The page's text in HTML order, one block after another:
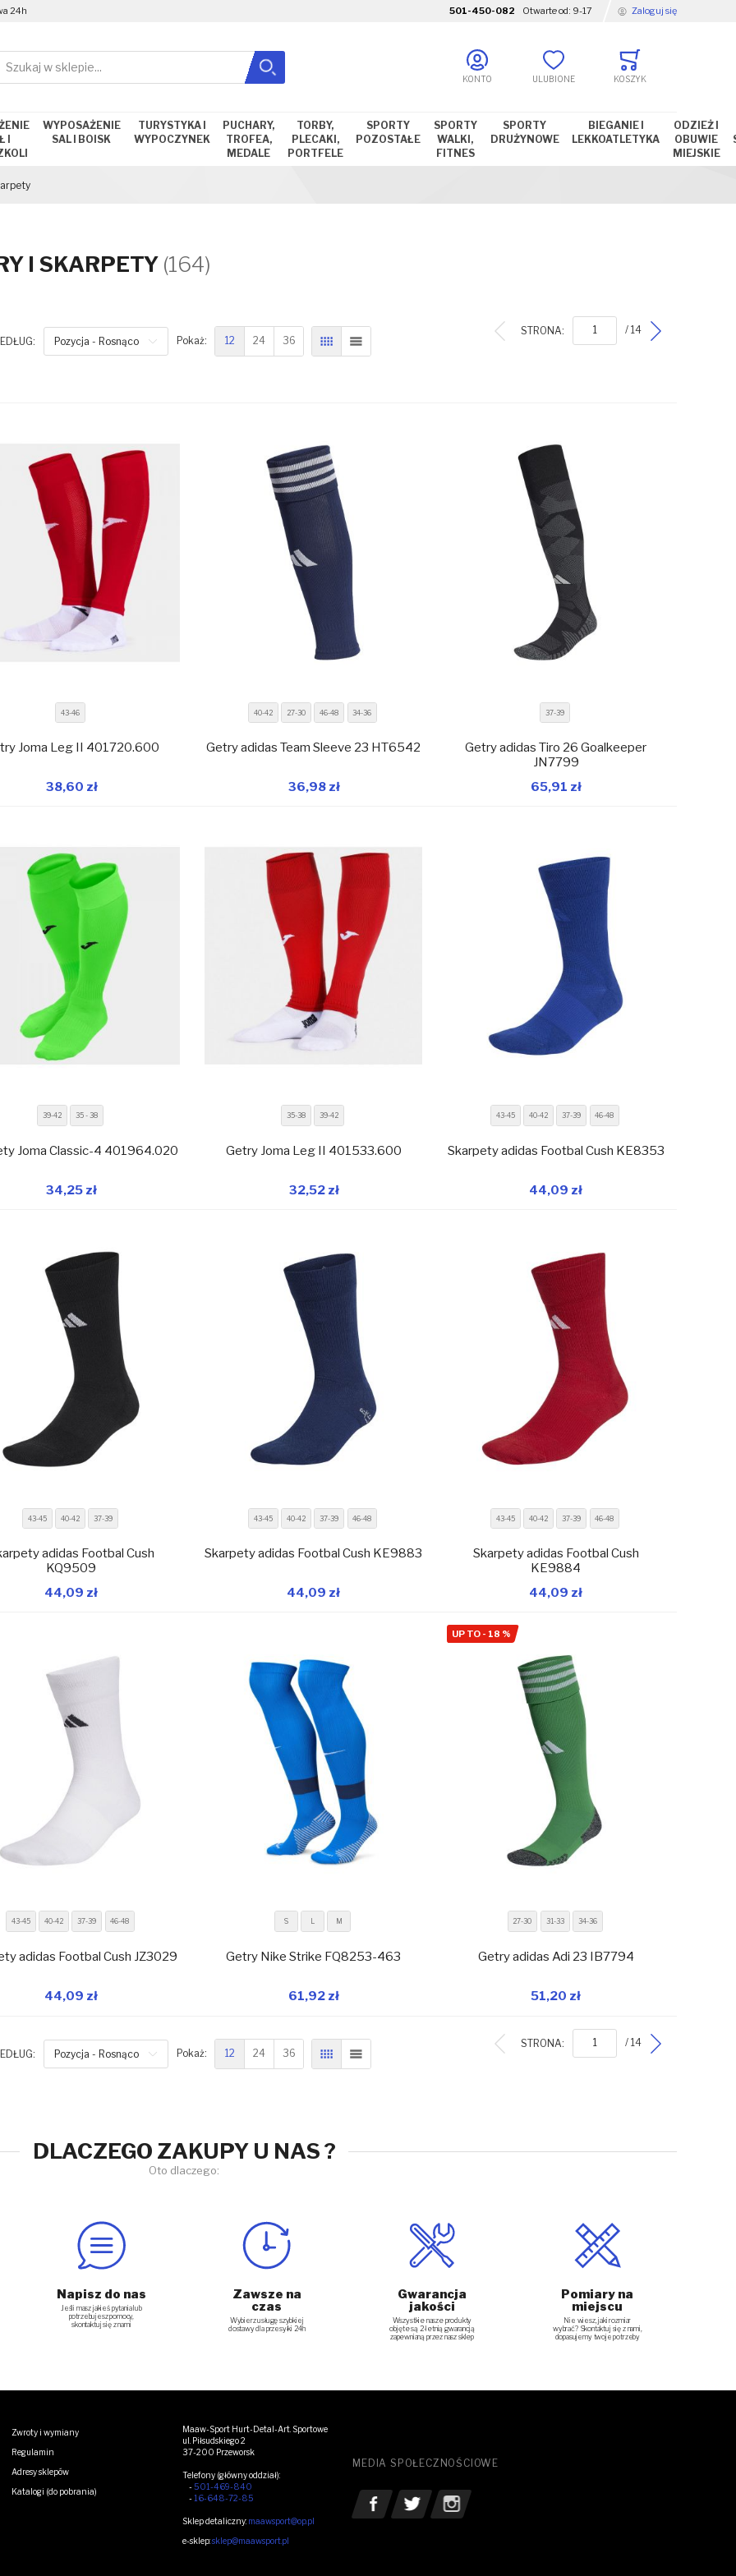
24h 501-450-082 Otwarte od: 9-17 Zaloguj się
Zamknij wyszukiwanie
Szukaj KONTO ULUBIONE KOSZYK
I
WYPOSAŻENIE
SAL I BOISK
TURYSTYKA I
WYPOCZYNEK
PUCHARY,
TROFEA,
MEDALE
TORBY,
PLECAKI,
PORTFELE
SPORTY
POZOSTAŁE
SPORTY
WALKI,
FITNES
SPORTY
DRUŻYNOWE
BIEGANIE I
LEKKOATLETYKA
ODZIEŻ I
OBUWIE
MIEJSKIE
I SKARPETY (164)
Pozycja - Rosnąco Pokaż: 12 24 36 SIATKALISTA
STRONA: / 14
43-46
Joma Leg II 401720.600
38,60 zł
40-42 27-30 46-48 34-36
Getry adidas Team Sleeve 23 HT6542
36,98 zł
37-39
Getry adidas Tiro 26 Goalkeeper
JN7799
65,91 zł
39-42 35 - 38
Joma Classic-4 401964.020
34,25 zł
35-38 39-42
Getry Joma Leg II 401533.600
32,52 zł
43-45 40-42 37-39 46-48
Skarpety adidas Footbal Cush KE8353
44,09 zł
43-45 40-42 37-39
adidas Footbal Cush
KQ9509
44,09 zł
43-45 40-42 37-39 46-48
Skarpety adidas Footbal Cush KE9883
44,09 zł
Dodaj do koszyka
43-45 40-42 37-39 46-48
Skarpety adidas Footbal Cush
KE9884
44,09 zł
43-45 40-42 37-39 46-48
adidas Footbal Cush JZ3029
44,09 zł
S L M
Getry Nike Strike FQ8253-463
61,92 zł
UP TO - 18 %
Dodaj do koszyka
27-30 31-33 34-36
Getry adidas Adi 23 IB7794
51,20 zł
Pozycja - Rosnąco Pokaż: 12 24 36 SIATKALISTA
STRONA: / 14
DLACZEGO ZAKUPY U NAS ?
Oto dlaczego:
Napisz do nas
Jeśli masz jakieś pytania lub
potrzebujesz pomocy,
skontaktuj się z nami
Zawsze na
czas
Wybierz usługę szybkiej
dostawy dla przesyłki 24h
Gwarancja
jakości
Wszystkie nasze produkty
objęte są 2-letnią gwarancją
zapewnianą przez nasz sklep
Pomiary na
miejscu
Nie wiesz, jaki rozmiar
wybrać? Skontaktuj się z nami,
dopasujemy twoje potrzeby
Zwroty i wymiany
Regulamin
Adresy sklepów
Katalogi (do pobrania)
Maaw-Sport Hurt-Detal-Art. Sportowe
ul. Piłsudskiego 2
37-200 Przeworsk
Telefony (główny oddział):
-501-469-840
-16-648-72-85
Sklep detaliczny: maawsport@op.pl
e-sklep:sklep@maawsport.pl
MEDIA SPOŁECZNOŚCIOWE
Zobacz nasz Facebook
Zobacz nasz Twitter
See our Instagram